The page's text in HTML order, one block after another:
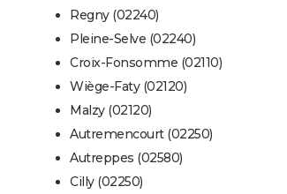
Regny (02240)
Pleine-Selve (02240)
Croix-Fonsomme (02110)
Wiège-Faty (02120)
Malzy (02120)
Autremencourt (02250)
Autreppes (02580)
Cilly (02250)